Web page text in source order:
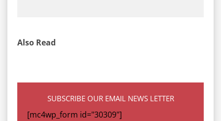
Also Read
SUBSCRIBE OUR EMAIL NEWS LETTER
[mc4wp_form id="30309"]